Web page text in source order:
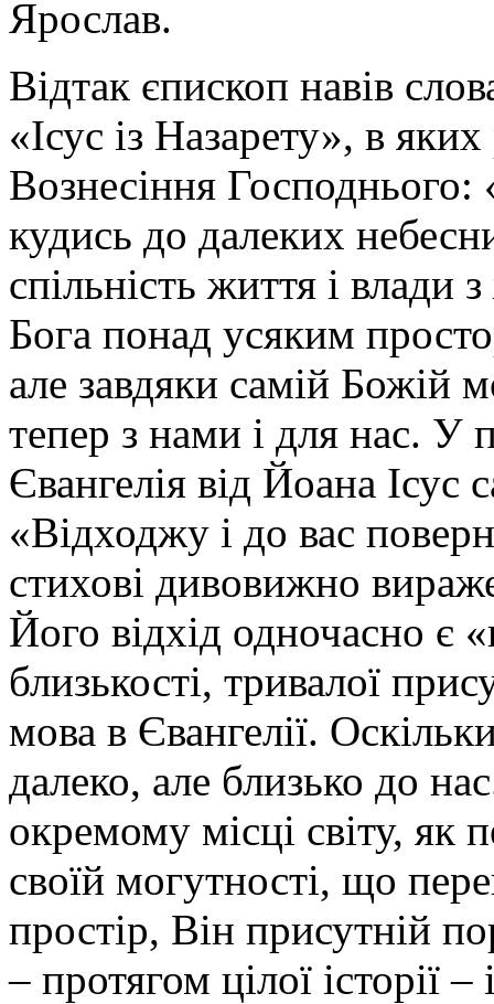
Ярослав.
Відтак єпископ навів
«Ісус із Назарету», в
Вознесіння Господнього:
кудись до далеких
спільність життя і
Бога понад усяким
але завдяки самій Божій
тепер з нами і для нас.
Євангелія від Йоана
«Відходжу і до вас
стихові дивовижно
Його відхід одночасно
близькості, тривалої
мова в Євангелії.
далеко, але близько до
окремому місці світу, як
своїй могутності, що
простір, Він присутній
– протягом цілої історії –